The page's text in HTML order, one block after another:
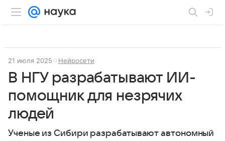
21 июля 2025 Нейросети
В НГУ разрабатывают ИИ-
помощник для незрячих
людей
Ученые из Сибири разрабатывают автономный